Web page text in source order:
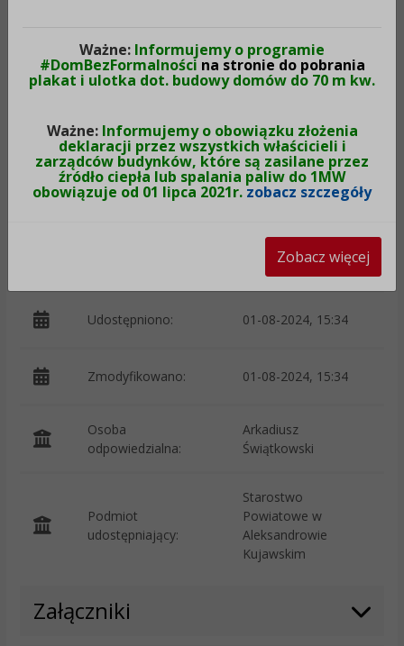
Metryczka
Obowiązuje: od 01-08-2024
Wytworzono: 07-06-2024
Joanna Kleparska
Udostępniono: 01-08-2024, 15:34
Zmodyfikowano: 01-08-2024, 15:34
Osoba
odpowiedzialna:
Arkadiusz
Świątkowski
Podmiot
udostępniający:
Starostwo
Powiatowe w
Aleksandrowie
Kujawskim
Załączniki
Ważne: Informujemy o programie
#DomBezFormalności na stronie do pobrania
plakat i ulotka dot. budowy domów do 70 m kw.
Ważne: Informujemy o obowiązku złożenia
deklaracji przez wszystkich właścicieli i
zarządców budynków, które są zasilane przez
źródło ciepła lub spalania paliw do 1MW
obowiązuje od 01 lipca 2021r.zobacz szczegóły
Zobacz więcej